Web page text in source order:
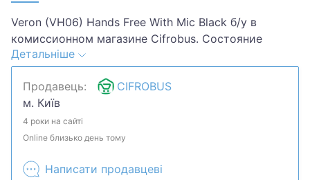
Veron (VH06) Hands Free With Mic Black б/у в
комиссионном магазине Cifrobus. Состояние
товара 3 из 5 по 5-ти бальной системе.
Примечание: Потертости..Хотите скидку? Давайте
обсудим. Предложите свою цену и мы посмотрим,
что сможем сделать.Уточняйте наличие и
комплектацию у менеджера. Товар может быть
продан в розничном магазине.
Детальніше
Продавець:
CIFROBUS
м. Київ
4 роки на сайті
Online близько день тому
Написати продавцеві